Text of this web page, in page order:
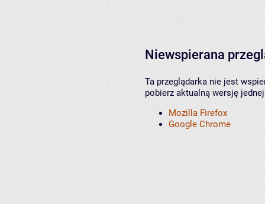
Niewspierana
Ta przeglądarka nie jest
pobierz aktualną wersję
Mozilla Firefox
Google Chrome